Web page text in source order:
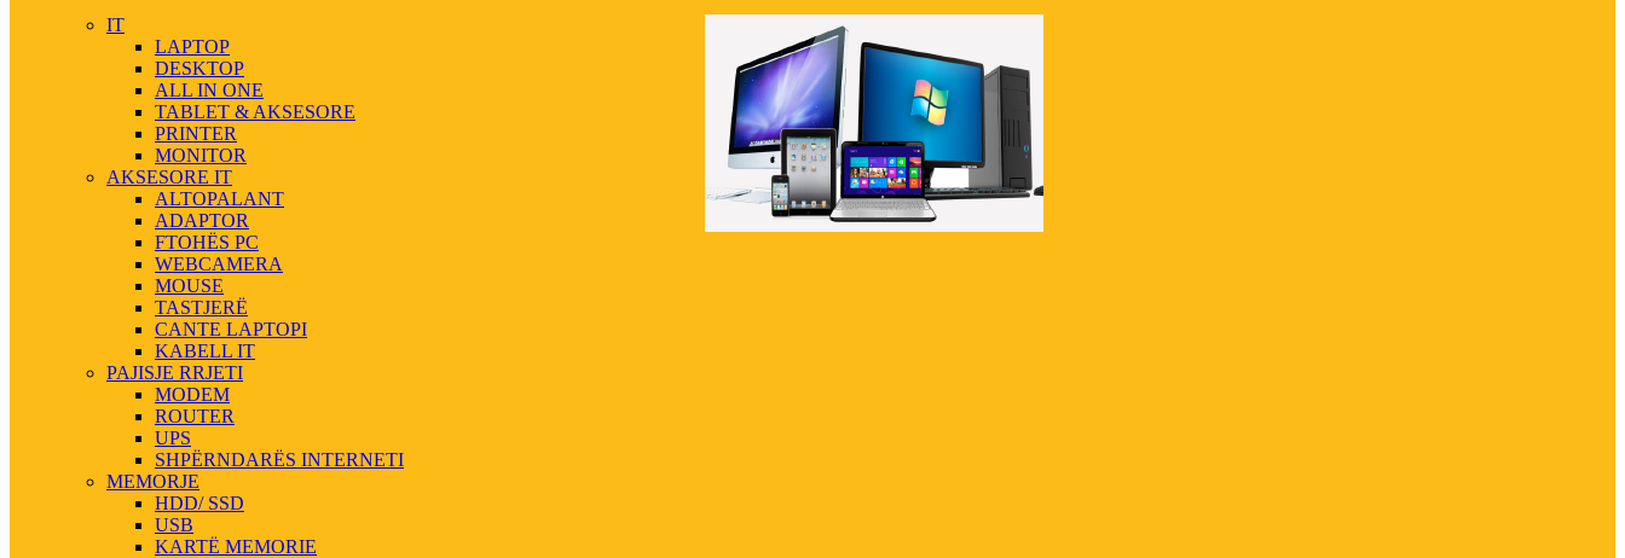
IT
LAPTOP
DESKTOP
ALL IN ONE
TABLET & AKSESORE
PRINTER
MONITOR
AKSESORE IT
ALTOPALANT
ADAPTOR
FTOHËS PC
WEBCAMERA
MOUSE
TASTJERË
CANTE LAPTOPI
KABELL IT
PAJISJE RRJETI
MODEM
ROUTER
UPS
SHPËRNDARËS INTERNETI
MEMORJE
HDD/ SSD
USB
KARTË MEMORIE